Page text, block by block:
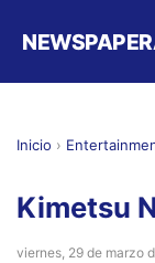
Inicio ›
Kimetsu
viernes, 29 de marzo